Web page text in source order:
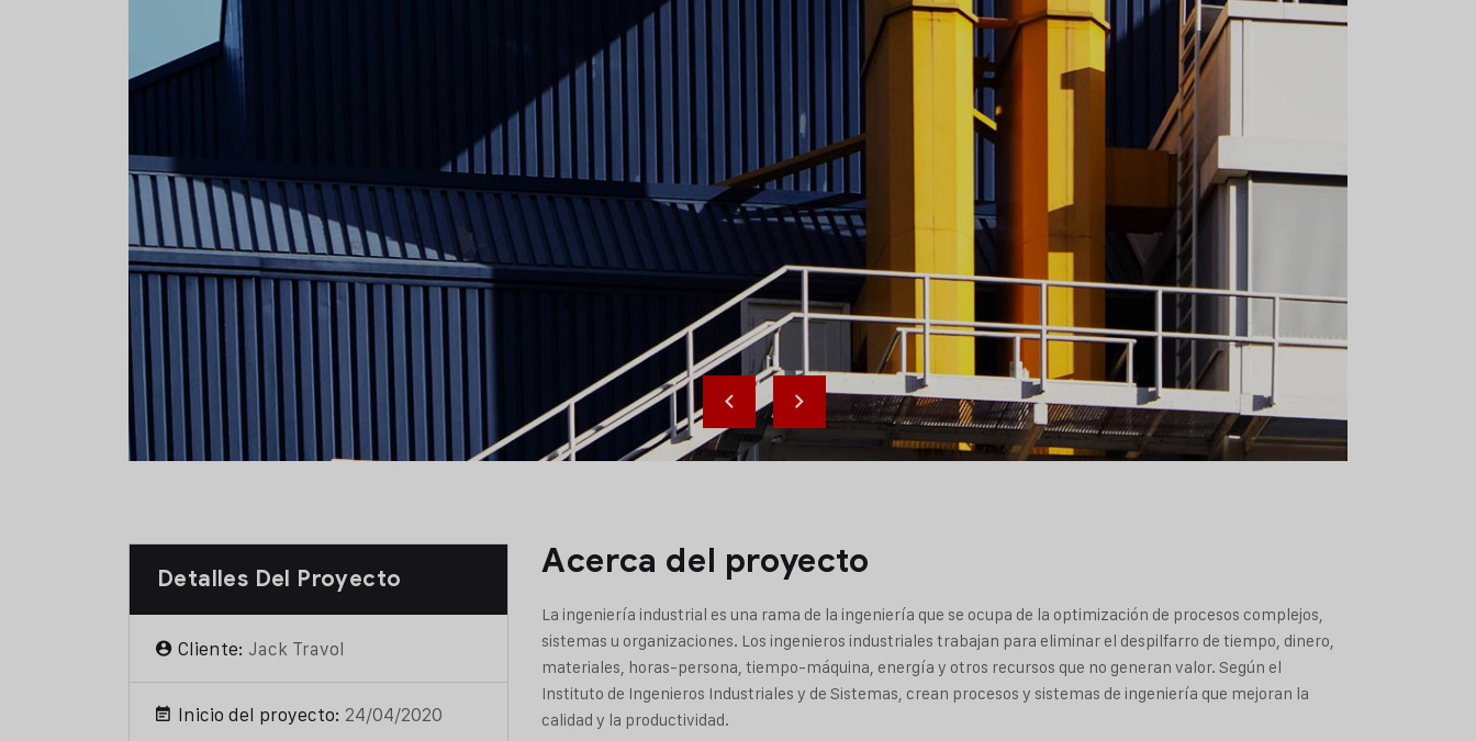
Detalles Del Proyecto
Cliente: Jack Travol
Inicio del proyecto: 24/04/2020
Acerca del proyecto
La ingeniería industrial es una rama de la ingeniería que se ocupa de la optimización de procesos complejos,
sistemas u organizaciones. Los ingenieros industriales trabajan para eliminar el despilfarro de tiempo, dinero,
materiales, horas-persona, tiempo-máquina, energía y otros recursos que no generan valor. Según el
Instituto de Ingenieros Industriales y de Sistemas, crean procesos y sistemas de ingeniería que mejoran la
calidad y la productividad.